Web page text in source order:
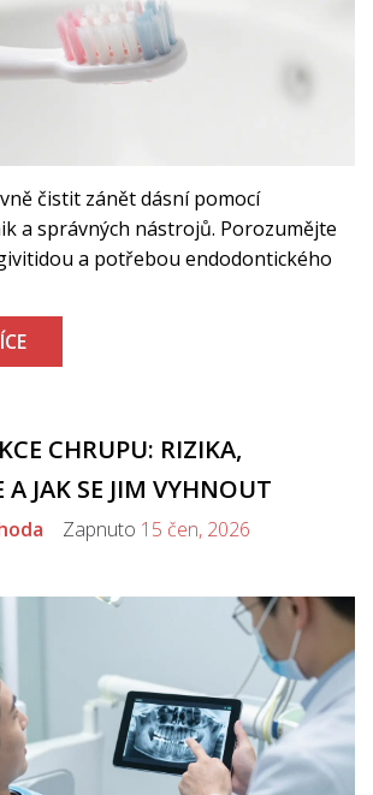
čistit zánět dásní pomocí
a správných nástrojů. Porozumějte
a potřebou endodontického
CHRUPU: RIZIKA,
A JAK SE JIM VYHNOUT
Zapnuto 15 čen, 2026